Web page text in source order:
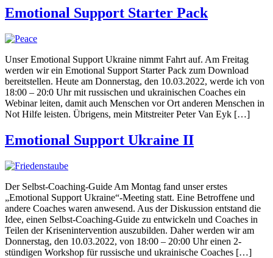
Emotional Support Starter Pack
Unser Emotional Support Ukraine nimmt Fahrt auf. Am Freitag
werden wir ein Emotional Support Starter Pack zum Download
bereitstellen. Heute am Donnerstag, den 10.03.2022, werde ich von
18:00 – 20:0 Uhr mit russischen und ukrainischen Coaches ein
Webinar leiten, damit auch Menschen vor Ort anderen Menschen in
Not Hilfe leisten. Übrigens, mein Mitstreiter Peter Van Eyk […]
Emotional Support Ukraine II
Der Selbst-Coaching-Guide Am Montag fand unser erstes
„Emotional Support Ukraine“-Meeting statt. Eine Betroffene und
andere Coaches waren anwesend. Aus der Diskussion entstand die
Idee, einen Selbst-Coaching-Guide zu entwickeln und Coaches in
Teilen der Krisenintervention auszubilden. Daher werden wir am
Donnerstag, den 10.03.2022, von 18:00 – 20:00 Uhr einen 2-
stündigen Workshop für russische und ukrainische Coaches […]